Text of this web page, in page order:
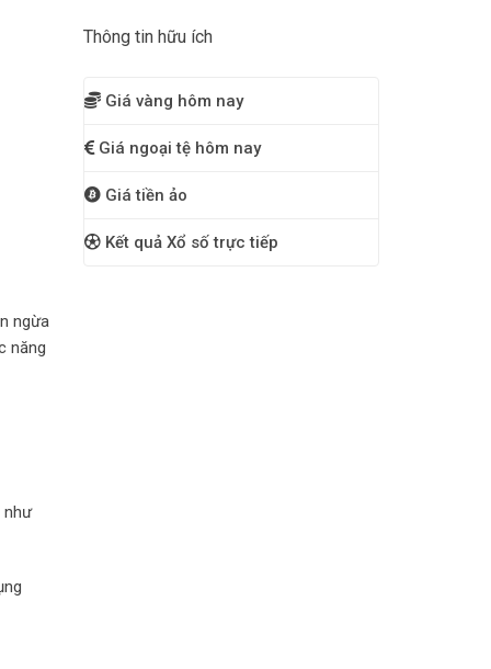
ngừa
năng
như
Thông tin hữu ích
Giá vàng hôm nay
Giá ngoại tệ hôm nay
Giá tiền ảo
Kết quả Xổ số trực tiếp